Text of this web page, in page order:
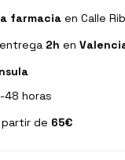
farmacia en Calle
entrega 2h en
48 horas
partir de 65€